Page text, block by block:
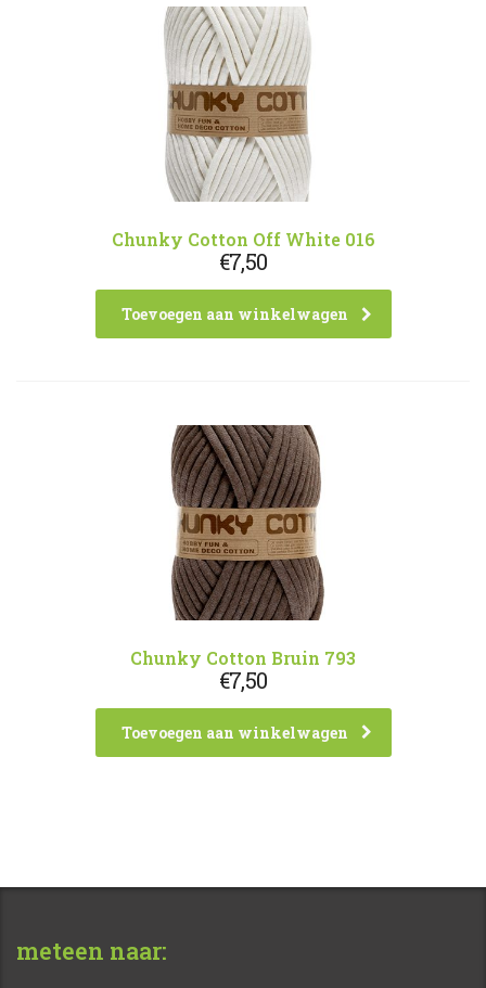
Chunky Cotton Off White 016
€7,50
Toevoegen aan winkelwagen
Chunky Cotton Bruin 793
€7,50
Toevoegen aan winkelwagen
meteen naar: